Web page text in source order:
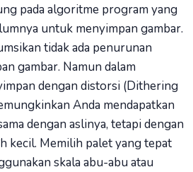
pada algoritme program yang
untuk menyimpan gambar.
tidak ada penurunan
gambar. Namun dalam
dengan distorsi (Dithering
Anda mendapatkan
dengan aslinya, tetapi dengan
kecil. Memilih palet yang tepat
skala abu-abu atau